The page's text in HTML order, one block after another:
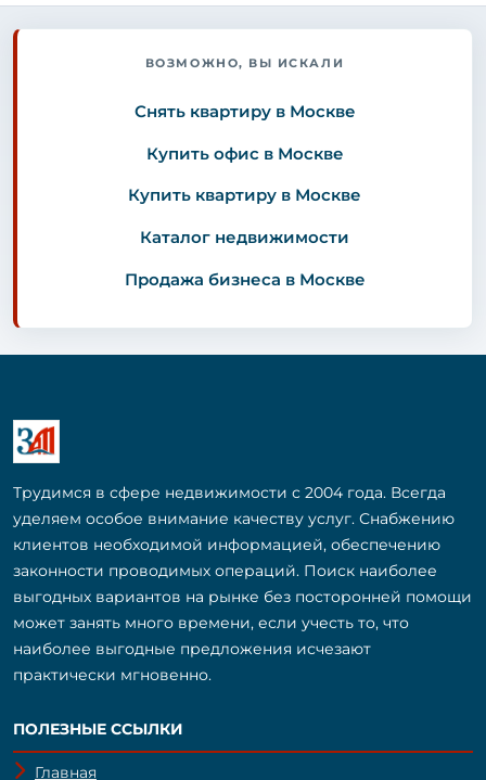
ВОЗМОЖНО, ВЫ ИСКАЛИ
Снять квартиру в Москве
Купить офис в Москве
Купить квартиру в Москве
Каталог недвижимости
Продажа бизнеса в Москве
Трудимся в сфере недвижимости с 2004 года. Всегда
уделяем особое внимание качеству услуг. Снабжению
клиентов необходимой информацией, обеспечению
законности проводимых операций. Поиск наиболее
выгодных вариантов на рынке без посторонней помощи
может занять много времени, если учесть то, что
наиболее выгодные предложения исчезают
практически мгновенно.
ПОЛЕЗНЫЕ ССЫЛКИ
Главная